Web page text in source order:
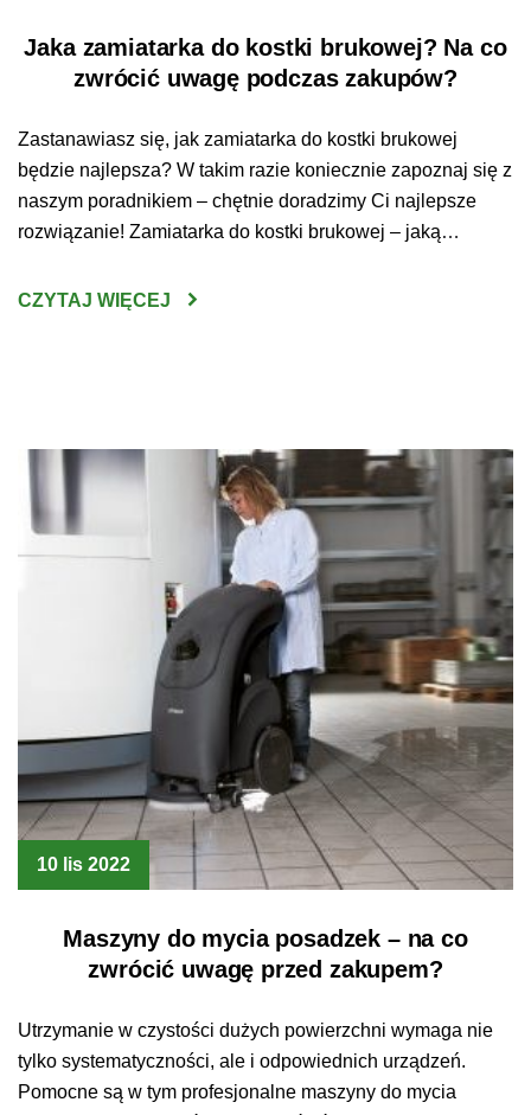
Jaka zamiatarka do kostki brukowej? Na co
zwrócić uwagę podczas zakupów?
Zastanawiasz się, jak zamiatarka do kostki brukowej
będzie najlepsza? W takim razie koniecznie zapoznaj się z
naszym poradnikiem – chętnie doradzimy Ci najlepsze
rozwiązanie! Zamiatarka do kostki brukowej – jaką
oczyszczania kostki brukowej nie jest wcale prostym
CZYTAJ WIĘCEJ
10 lis 2022
Maszyny do mycia posadzek – na co
zwrócić uwagę przed zakupem?
Utrzymanie w czystości dużych powierzchni wymaga nie
tylko systematyczności, ale i odpowiednich urządzeń.
Pomocne są w tym profesjonalne maszyny do mycia